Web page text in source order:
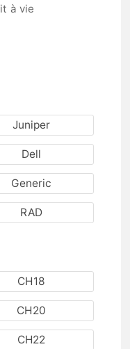
à vie
Juniper
Dell
Generic
RAD
CH18
CH20
CH22